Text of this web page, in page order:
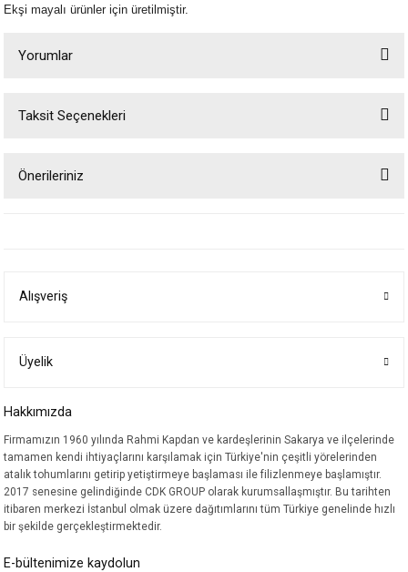
Ekşi mayalı ürünler için üretilmiştir.
Yorumlar
Taksit Seçenekleri
Önerileriniz
Ürün bilgilerinde hatalar bulunuyor.
Bu ürüne benzer farklı alternatifler olmalı.
Alışveriş
Üyelik
Hakkımızda
Firmamızın 1960 yılında Rahmi Kapdan ve kardeşlerinin Sakarya ve ilçelerinde
tamamen kendi ihtiyaçlarını karşılamak için Türkiye'nin çeşitli yörelerinden
atalık tohumlarını getirip yetiştirmeye başlaması ile filizlenmeye başlamıştır.
2017 senesine gelindiğinde CDK GROUP olarak kurumsallaşmıştır. Bu tarihten
itibaren merkezi İstanbul olmak üzere dağıtımlarını tüm Türkiye genelinde hızlı
bir şekilde gerçekleştirmektedir.
E-bültenimize kaydolun